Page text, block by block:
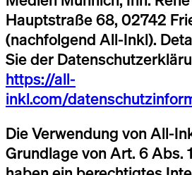
Hauptstraße 68, 02742
(nachfolgend All-Inkl).
Sie der
https://all-
inkl.com/
Die Verwendung von All-
Grundlage von Art. 6 Abs.